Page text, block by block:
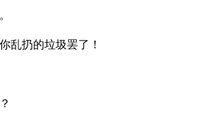
乱扔的垃圾罢了！